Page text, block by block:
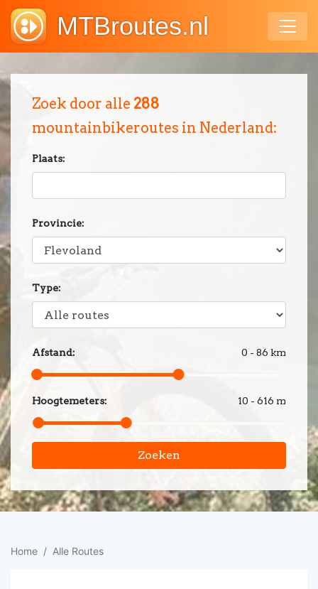
MTBroutes.nl
Zoek door alle 288
mountainbikeroutes in Nederland:
Plaats:
Provincie:
Type:
Afstand: 0 - 86 km
Hoogtemeters: 10 - 616 m
Zoeken
Home Alle Routes